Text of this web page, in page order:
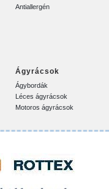
Antiallergén
Ágyrácsok
Ágybordák
Léces ágyrácsok
Motoros ágyrácsok